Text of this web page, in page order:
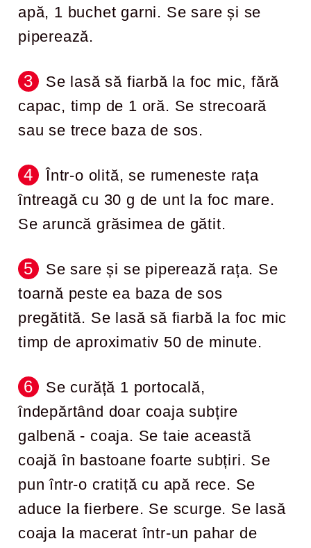
apă, 1 buchet garni. Se sare și se
piperează.
Se lasă să fiarbă la foc mic, fără
capac, timp de 1 oră. Se strecoară
sau se trece baza de sos.
Într-o olită, se rumeneste rața
întreagă cu 30 g de unt la foc mare.
Se aruncă grăsimea de gătit.
Se sare și se piperează rața. Se
toarnă peste ea baza de sos
pregătită. Se lasă să fiarbă la foc mic
timp de aproximativ 50 de minute.
Se curăță 1 portocală,
îndepărtând doar coaja subțire
galbenă - coaja. Se taie această
coajă în bastoane foarte subțiri. Se
pun într-o cratiță cu apă rece. Se
aduce la fierbere. Se scurge. Se lasă
coaja la macerat într-un pahar de